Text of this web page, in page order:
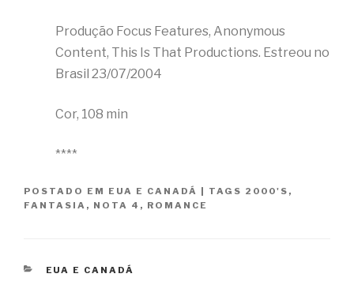
Produção Focus Features, Anonymous
Content, This Is That Productions. Estreou no
Brasil 23/07/2004
Cor, 108 min
****
POSTADO EM EUA E CANADÁ TAGS 2000'S ,
FANTASIA , NOTA 4 , ROMANCE
CATEGORIAS
EUA E CANADÁ